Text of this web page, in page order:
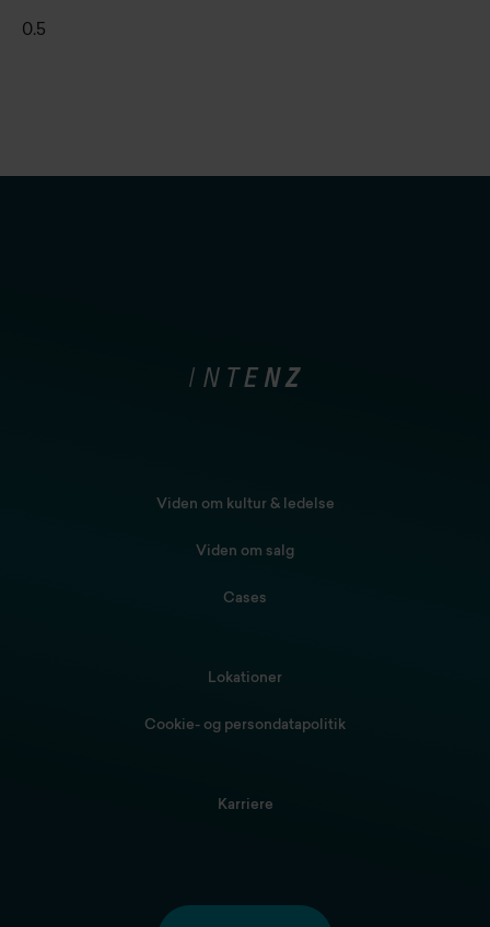
Viden om kultur & ledelse
Viden om salg
Cases
Lokationer
Cookie- og persondatapolitik
Karriere